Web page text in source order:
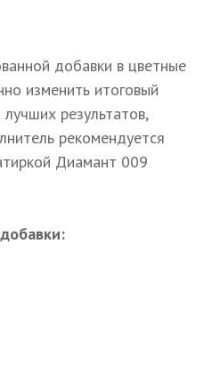
добавки в цветные
изменить итоговый
результатов,
рекомендуется
Диамант 009